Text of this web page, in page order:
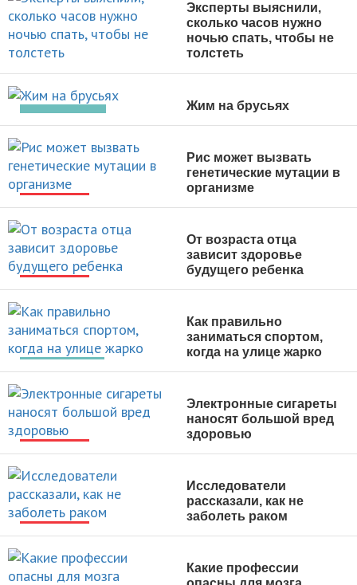
НОВОСТИ
Эксперты выяснили,
сколько часов нужно
ночью спать, чтобы не
толстеть
Жим на брусьях
НОВОСТИ
Рис может вызвать
генетические мутации в
организме
НОВОСТИ
От возраста отца
зависит здоровье
будущего ребенка
ТРЕНИРОВКИ
Как правильно
заниматься спортом,
когда на улице жарко
НОВОСТИ
Электронные сигареты
наносят большой вред
здоровью
НОВОСТИ
Исследователи
рассказали, как не
заболеть раком
Какие профессии